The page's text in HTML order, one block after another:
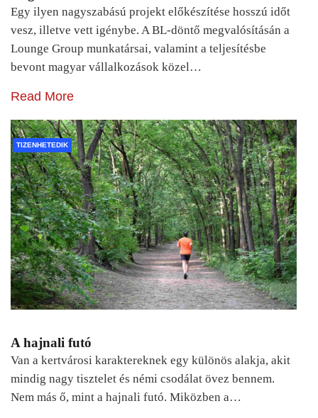
Egy ilyen nagyszabású projekt előkészítése hosszú időt
vesz, illetve vett igénybe. A BL-döntő megvalósításán a
Lounge Group munkatársai, valamint a teljesítésbe
bevont magyar vállalkozások közel…
Read More
TIZENHETEDIK
A hajnali futó
Van a kertvárosi karaktereknek egy különös alakja, akit
mindig nagy tisztelet és némi csodálat övez bennem.
Nem más ő, mint a hajnali futó. Miközben a…